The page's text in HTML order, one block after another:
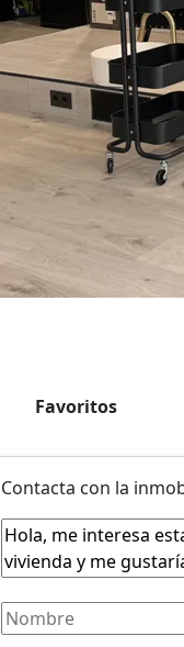
Favoritos
Contacta con la